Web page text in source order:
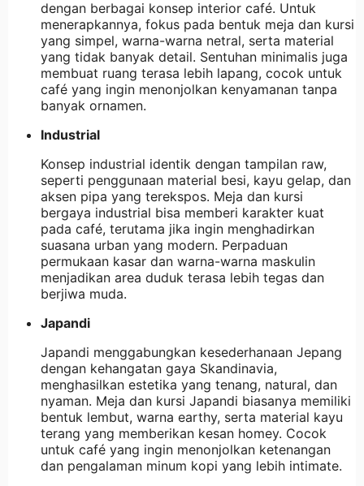
dengan berbagai konsep interior café. Untuk
menerapkannya, fokus pada bentuk meja dan kursi
yang simpel, warna-warna netral, serta material
yang tidak banyak detail. Sentuhan minimalis juga
membuat ruang terasa lebih lapang, cocok untuk
café yang ingin menonjolkan kenyamanan tanpa
banyak ornamen.
Industrial
Konsep industrial identik dengan tampilan raw,
seperti penggunaan material besi, kayu gelap, dan
aksen pipa yang terekspos. Meja dan kursi
bergaya industrial bisa memberi karakter kuat
pada café, terutama jika ingin menghadirkan
suasana urban yang modern. Perpaduan
permukaan kasar dan warna-warna maskulin
menjadikan area duduk terasa lebih tegas dan
berjiwa muda.
Japandi
Japandi menggabungkan kesederhanaan Jepang
dengan kehangatan gaya Skandinavia,
menghasilkan estetika yang tenang, natural, dan
nyaman. Meja dan kursi Japandi biasanya memiliki
bentuk lembut, warna earthy, serta material kayu
terang yang memberikan kesan homey. Cocok
untuk café yang ingin menonjolkan ketenangan
dan pengalaman minum kopi yang lebih intimate.